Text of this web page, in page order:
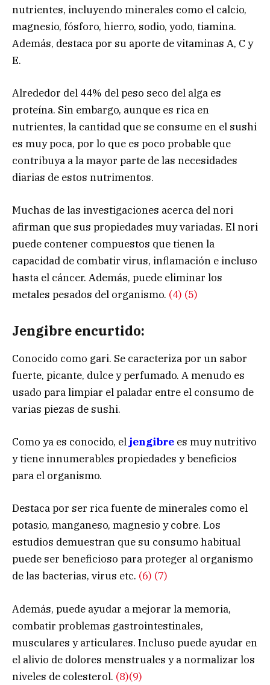
nutrientes, incluyendo minerales como el calcio,
magnesio, fósforo, hierro, sodio, yodo, tiamina.
Además, destaca por su aporte de vitaminas A, C y
E.
Alrededor del 44% del peso seco del alga es
proteína. Sin embargo, aunque es rica en
nutrientes, la cantidad que se consume en el sushi
es muy poca, por lo que es poco probable que
contribuya a la mayor parte de las necesidades
diarias de estos nutrimentos.
Muchas de las investigaciones acerca del nori
afirman que sus propiedades muy variadas. El nori
puede contener compuestos que tienen la
capacidad de combatir virus, inflamación e incluso
hasta el cáncer. Además, puede eliminar los
metales pesados del organismo. (4) (5)
Jengibre encurtido:
Conocido como gari. Se caracteriza por un sabor
fuerte, picante, dulce y perfumado. A menudo es
usado para limpiar el paladar entre el consumo de
varias piezas de sushi.
Como ya es conocido, el jengibre es muy nutritivo
y tiene innumerables propiedades y beneficios
para el organismo.
Destaca por ser rica fuente de minerales como el
potasio, manganeso, magnesio y cobre. Los
estudios demuestran que su consumo habitual
puede ser beneficioso para proteger al organismo
de las bacterias, virus etc. (6) (7)
Además, puede ayudar a mejorar la memoria,
combatir problemas gastrointestinales,
musculares y articulares. Incluso puede ayudar en
el alivio de dolores menstruales y a normalizar los
niveles de colesterol. (8)(9)